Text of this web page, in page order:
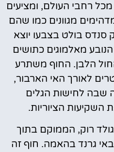
רחבי העולם, ומציעים
מגוונים כמו שהם
סנדס בולט בצבעו יוצא
הנובע מאלמוגים כתושים
הלבן. החוף משתרע
לאורך האי הארבור,
שבה לחישות הגלים
השקיעות הציוריות.
רוק, הממוקם בתוך
באי גרנד בהאמה. חוף זה